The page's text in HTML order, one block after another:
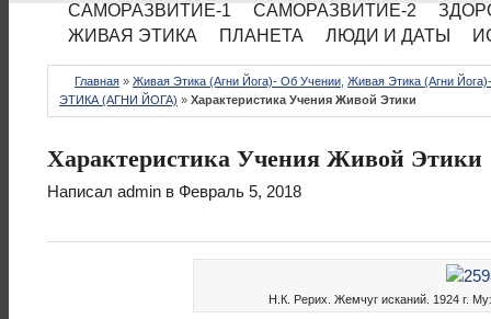
САМОРАЗВИТИЕ-1
САМОРАЗВИТИЕ-2
ЖИВАЯ ЭТИКА
ПЛАНЕТА ЛЮДИ И ДАТЫ
Главная » Живая Этика (Агни Йога)- Об Учении Живая Этика (Агни
ЭТИКА (АГНИ ЙОГА) » Характеристика Учения Живой Этики
Характеристика Учения Живой Этики
Написал admin в Февраль 5, 2018
Н.К. Рерих. Жемчуг исканий. 1924 г.